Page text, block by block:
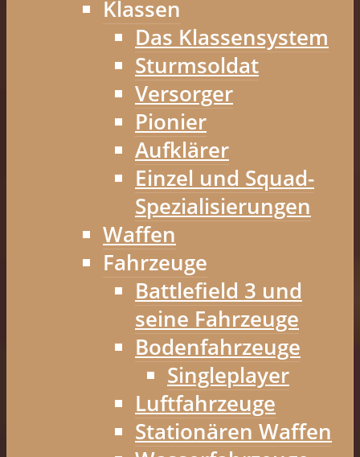
Klassen
Das Klassensystem
Sturmsoldat
Versorger
Pionier
Aufklärer
Einzel und Squad-
Spezialisierungen
Waffen
Fahrzeuge
Battlefield 3 und
seine Fahrzeuge
Bodenfahrzeuge
Singleplayer
Luftfahrzeuge
Stationären Waffen